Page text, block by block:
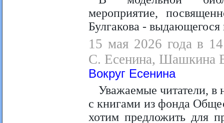
мероприятие,
Булгакова - выдающегося
15 мая 2026 года в
С. Есенина, Шашкина
Вокруг Есенина
Уважаемые читатели, в
с книгами из фонда
хотим предложить для